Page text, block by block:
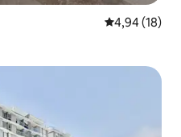
Průměrné
4,94 (18)